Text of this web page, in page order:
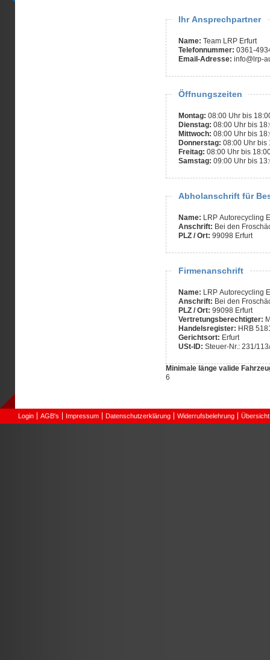
Ihr Ansprechpartner
Name: Team LRP Erfurt
Telefonnummer: 0361-
Email-Adresse: info@lrp-
Öffnungszeiten
Montag: 08:00 Uhr bis
Dienstag: 08:00 Uhr bis
Mittwoch: 08:00 Uhr bis
Donnerstag: 08:00 Uhr bis
Freitag: 08:00 Uhr bis
Samstag: 09:00 Uhr bis
Abholanschrift für
Name: LRP Autorecycling
Anschrift: Bei den
PLZ / Ort: 99098 Erfurt
Firmenanschrift
Name: LRP Autorecycling
Anschrift: Bei den
PLZ / Ort: 99098 Erfurt
Vertretungsberechtigter:
Handelsregister: HRB
Gerichtsort: Erfurt
USt-ID: Steuer-Nr.: 231/
Minimale länge valide
6
Login AGB's Impressum Datenschutzerklärung Widerrufsbelehrung